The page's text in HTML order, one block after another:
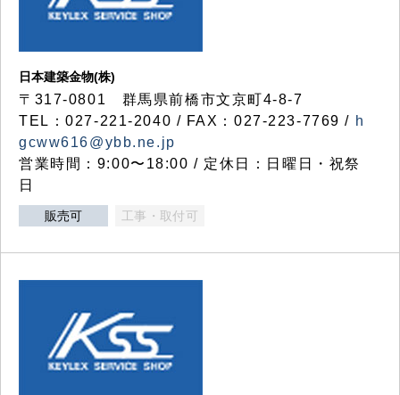
日本建築金物(株)
〒317‐0801 群馬県前橋市文京町4-8-7
TEL：027-221-2040 / FAX：027-223-7769 / h
gcww616@ybb.ne.jp
営業時間：9:00〜18:00 / 定休日：日曜日・祝祭
日
販売可 工事・取付可